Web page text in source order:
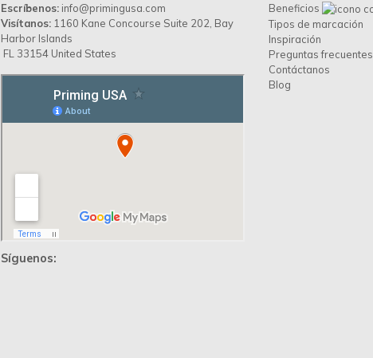
Escríbenos: info@primingusa.com
Visítanos: 1160 Kane Concourse Suite 202, Bay
Harbor Islands
FL 33154 United States
Síguenos:
Beneficios
Tipos de marcación
Inspiración
Preguntas frecuentes
Contáctanos
Blog